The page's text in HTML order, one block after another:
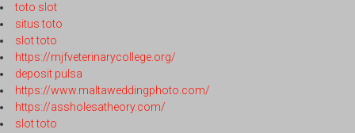
toto slot
situs toto
slot toto
https://mjfveterinarycollege.org/
deposit pulsa
https://www.maltaweddingphoto.com/
https://assholesatheory.com/
slot toto